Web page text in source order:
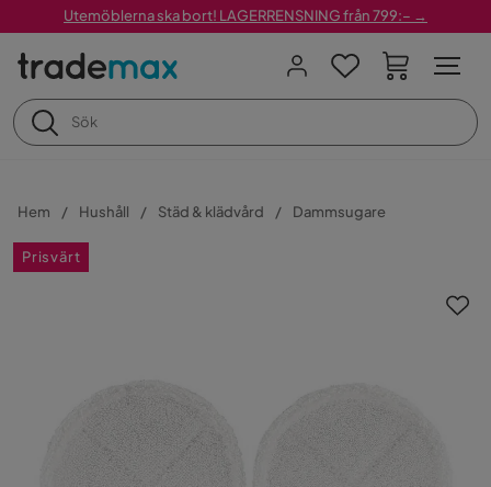
Utemöblerna ska bort! LAGERRENSNING från 799:– →
Hem Hushåll Städ & klädvård Dammsugare
Prisvärt